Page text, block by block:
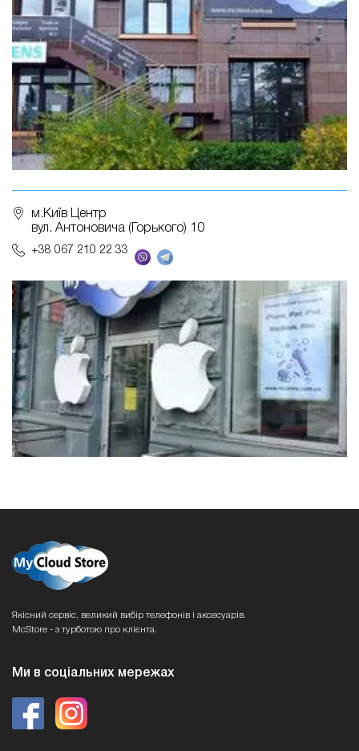
м.Київ Центр
вул. Антоновича (Горького) 10
+38 067 210 22 33
Якісний сервіс, великий вибір телефонів і аксесуарів.
McStore - з турботою про клієнта.
Ми в соціальних мережах